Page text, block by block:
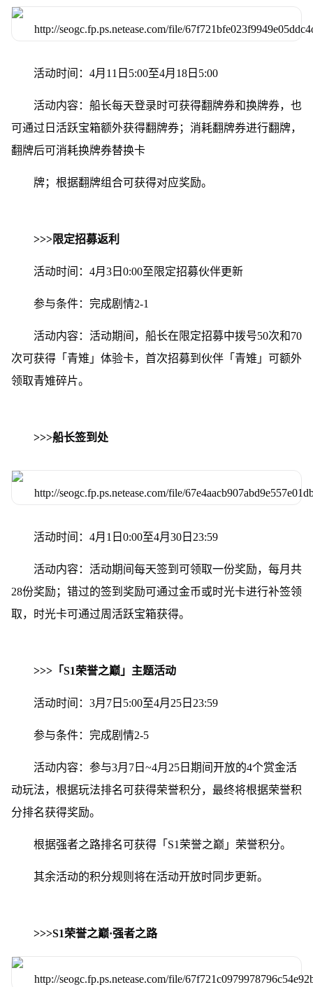
活动时间：4月11日5:00至4月18日5:00
活动内容：船长每天登录时可获得翻牌券和换牌券，也
可通过日活跃宝箱额外获得翻牌券；消耗翻牌券进行翻牌，
翻牌后可消耗换牌券替换卡
牌；根据翻牌组合可获得对应奖励。
>>>限定招募返利
活动时间：4月3日0:00至限定招募伙伴更新
参与条件：完成剧情2-1
活动内容：活动期间，船长在限定招募中拨号50次和70
次可获得「青雉」体验卡，首次招募到伙伴「青雉」可额外
领取青雉碎片。
>>>船长签到处
活动时间：4月1日0:00至4月30日23:59
活动内容：活动期间每天签到可领取一份奖励，每月共
28份奖励；错过的签到奖励可通过金币或时光卡进行补签领
取，时光卡可通过周活跃宝箱获得。
>>>「S1荣誉之巅」主题活动
活动时间：3月7日5:00至4月25日23:59
参与条件：完成剧情2-5
活动内容：参与3月7日~4月25日期间开放的4个赏金活
动玩法，根据玩法排名可获得荣誉积分，最终将根据荣誉积
分排名获得奖励。
根据强者之路排名可获得「S1荣誉之巅」荣誉积分。
其余活动的积分规则将在活动开放时同步更新。
>>>S1荣誉之巅·强者之路